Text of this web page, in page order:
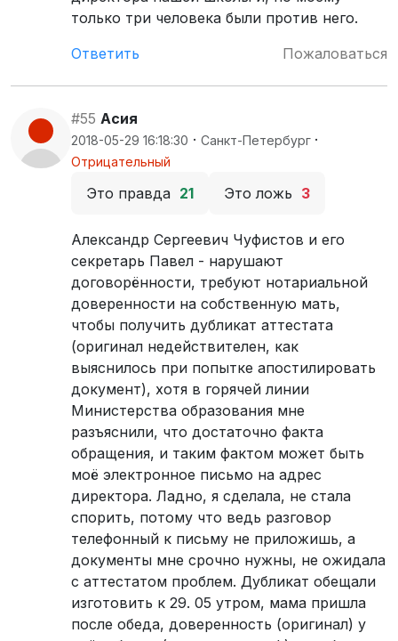
только три человека были против него.
Ответить
Пожаловаться
#55 Асия
2018-05-29 16:18:30 · Санкт-Петербург ·
Отрицательный
Это правда 21 Это ложь 3
Александр Сергеевич Чуфистов и его
секретарь Павел - нарушают
договорённости, требуют нотариальной
доверенности на собственную мать,
чтобы получить дубликат аттестата
(оригинал недействителен, как
выяснилось при попытке апостилировать
документ), хотя в горячей линии
Министерства образования мне
разъяснили, что достаточно факта
обращения, и таким фактом может быть
моё электронное письмо на адрес
директора. Ладно, я сделала, не стала
спорить, потому что ведь разговор
телефонный к письму не приложишь, а
документы мне срочно нужны, не ожидала
с аттестатом проблем. Дубликат обещали
изготовить к 29. 05 утром, мама пришла
после обеда, доверенность (оригинал) у